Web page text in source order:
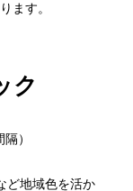
ます。
ク
）
ど地域色を活か